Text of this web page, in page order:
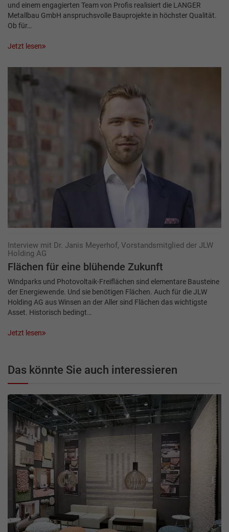
und einem engagierten Team von Profis realisiert die LANGER
Metallbau GmbH anspruchsvolle Bauprojekte in höchster Qualität.
Ob für…
Jetzt lesen
Interview mit Dr. Janis Meyerhof, Vorstandsmitglied der JLW
Holding AG
Flächen für eine blühende Zukunft
Windparks und Photovoltaik-Freiflächen sind elementare Bausteine
der Energiewende. Und sie benötigen Flächen. Auch für die JLW
Holding AG aus Winsen an der Aller sind Flächen das wichtigste
Asset. Historisch bedingt…
Jetzt lesen
Das könnte Sie auch interessieren